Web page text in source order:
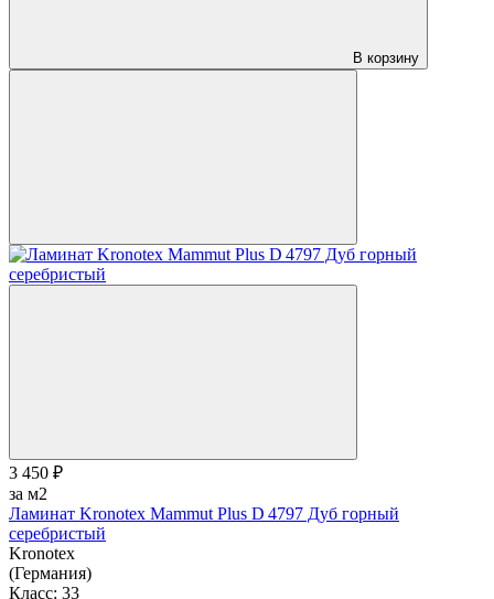
В корзину
3 450 ₽
за м2
Ламинат Kronotex Mammut Plus D 4797 Дуб горный
серебристый
Kronotex
(Германия)
Класс: 33